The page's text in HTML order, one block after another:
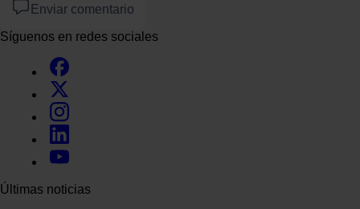
Enviar comentario
Síguenos en redes sociales
Últimas noticias